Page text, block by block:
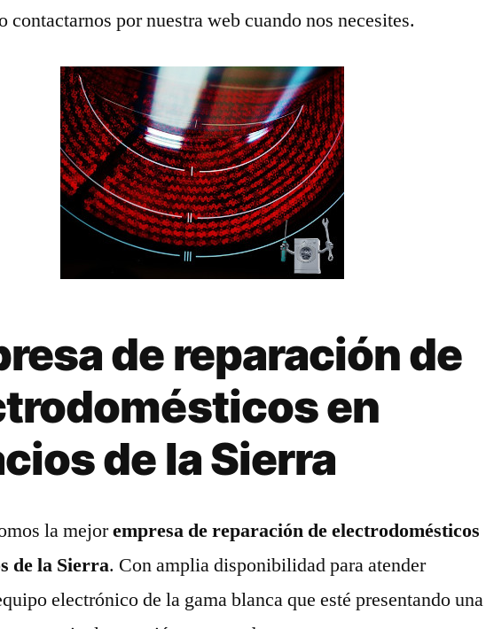
contactarnos por nuestra web cuando nos necesites.
de reparación de
en
de la Sierra
la mejorempresa de reparación de electrodomésticos
de la Sierra. Con amplia disponibilidad para atender
electrónico de la gama blanca que esté presentando una